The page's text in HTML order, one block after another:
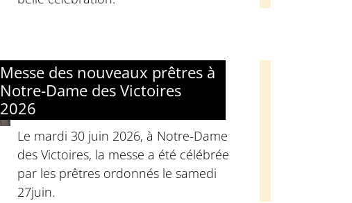
Messe des nouveaux prêtres à
Notre-Dame des Victoires
2026
Le mardi 30 juin 2026, à Notre-Dame
des Victoires, la messe a été célébrée
par les prêtres ordonnés le samedi
27juin.